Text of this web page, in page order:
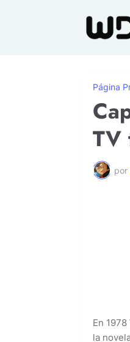
Página
TV
por
En 1978
la